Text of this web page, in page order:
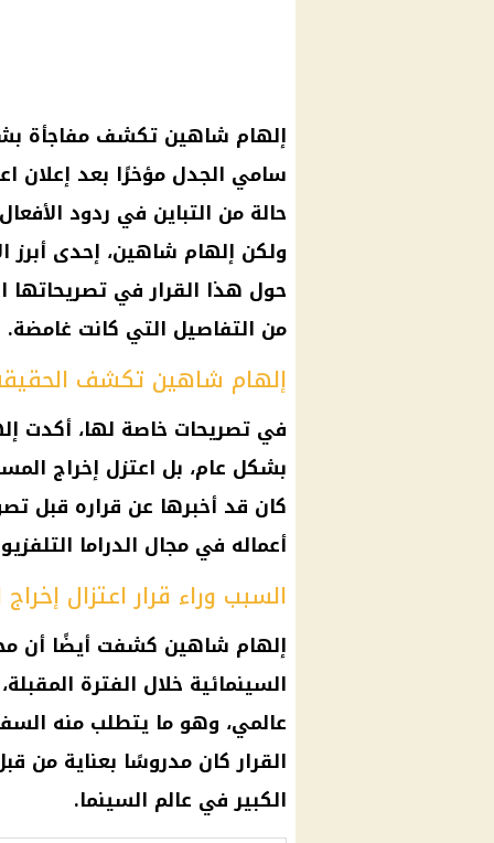
إلهام شاهين تكشف مفاجأة
سامي الجدل مؤخرًا بعد إعلان
حالة من التباين في ردود
ولكن إلهام شاهين، إحدى
حول هذا القرار في تصريحاتها
من التفاصيل التي كانت غامضة.
إلهام شاهين تكشف
في تصريحات خاصة لها، أكدت
بشكل عام، بل اعتزل إخراج
كان قد أخبرها عن قراره قبل
أعماله في مجال الدراما
السبب وراء قرار اعتزال
إلهام شاهين كشفت أيضًا أن
السينمائية خلال الفترة
عالمي، وهو ما يتطلب منه
القرار كان مدروسًا بعناية من
الكبير في عالم السينما.